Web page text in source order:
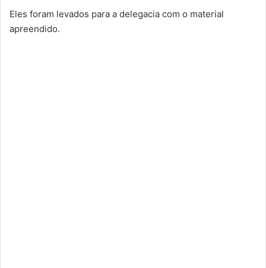
Eles foram levados para a delegacia com o material
apreendido.